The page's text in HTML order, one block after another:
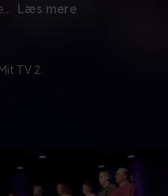
... Læs mere
TV 2.